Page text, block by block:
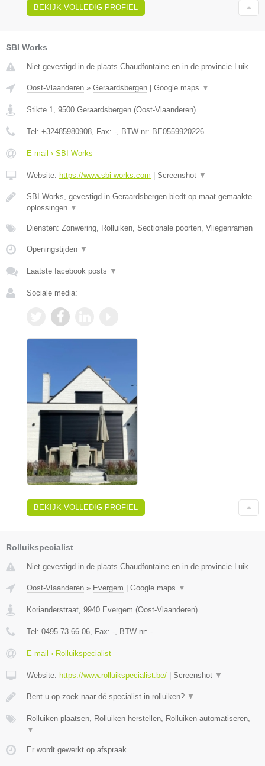
BEKIJK VOLLEDIG PROFIEL
SBI Works
Niet gevestigd in de plaats Chaudfontaine en in de provincie Luik.
Oost-Vlaanderen » Geraardsbergen | Google maps ▼
Stikte 1 9500 Geraardsbergen (Oost-Vlaanderen)
Tel: +32485980908 , Fax: - , BTW-nr: BE0559920226
E-mail › SBI Works
Website: https://www.sbi-works.com | Screenshot ▼
SBI Works, gevestigd in Geraardsbergen biedt op maat gemaakte
oplossingen ▼
Diensten: Zonwering, Rolluiken, Sectionale poorten, Vliegenramen
Openingstijden ▼
Laatste facebook posts ▼
Sociale media:
BEKIJK VOLLEDIG PROFIEL
Rolluikspecialist
Niet gevestigd in de plaats Chaudfontaine en in de provincie Luik.
Oost-Vlaanderen » Evergem Google maps ▼
Korianderstraat 9940 Evergem (Oost-Vlaanderen)
Tel: 0495 73 66 06 , Fax: - , BTW-nr: -
E-mail › Rolluikspecialist
Website: https://www.rolluikspecialist.be/ Screenshot ▼
Bent u op zoek naar dé specialist in rolluiken? ▼
Rolluiken plaatsen, Rolluiken herstellen, Rolluiken automatiseren,
▼
Er wordt gewerkt op afspraak.